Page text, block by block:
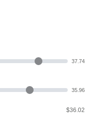
37.74
35.96
$36.02